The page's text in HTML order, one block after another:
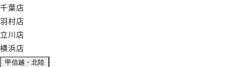
千葉店
羽村店
立川店
横浜店
甲信越・北陸